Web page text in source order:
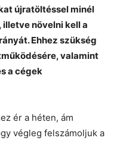
újratöltéssel minél
növelni kell a
Ehhez szükség
valamint
a cégek
ér a héten, ám
végleg felszámoljuk a